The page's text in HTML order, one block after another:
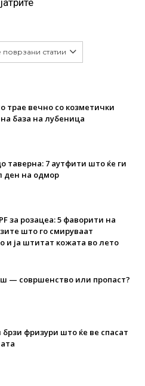
поврзани статии
трае вечно со козметички
база на лубеница
таверна: 7 аутфити што ќе ги
ден на одмор
за розацеа: 5 фаворити на
што го смируваат
и ја штитат кожата во лето
— совршенство или пропаст?
брзи фризури што ќе ве спасат